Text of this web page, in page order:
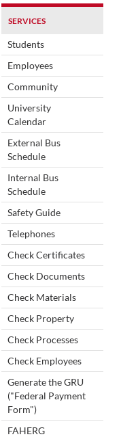
SERVICES
Students
Employees
Community
University
Calendar
External Bus
Schedule
Internal Bus
Schedule
Safety Guide
Telephones
Check Certificates
Check Documents
Check Materials
Check Property
Check Processes
Check Employees
Generate the GRU
("Federal Payment
Form")
FAHERG